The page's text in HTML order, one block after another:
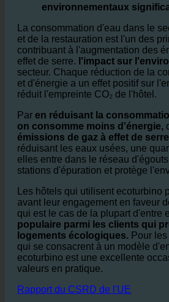
En plus des avantages
ecoturbino offre des
environnementaux
La consommation d'eau dans le
et de la restauration est l'un des
contribuant à l'augmentation des
effet de serre.l'impact sur
secteur. Chaque réduction de la
et d'énergie a un effet positif sur
réduit l'empreinte CO₂ de l'hôtel.
Paren réduisant la
on consomme moins d'énergie,
émissions de gaz à effet de
réduisant les eaux usées, une
elles entre dans le réseau
stations d'épuration et protège
Les hôtels qui utilisent ecoturbino
avant leur engagement en faveur
qui est le cas de la plupart d'entre
populaire parmi les clients qui
logements écologiques.
qui se consacrent à un modèle
ecoturbino est une excellente
valeurs en pratique.